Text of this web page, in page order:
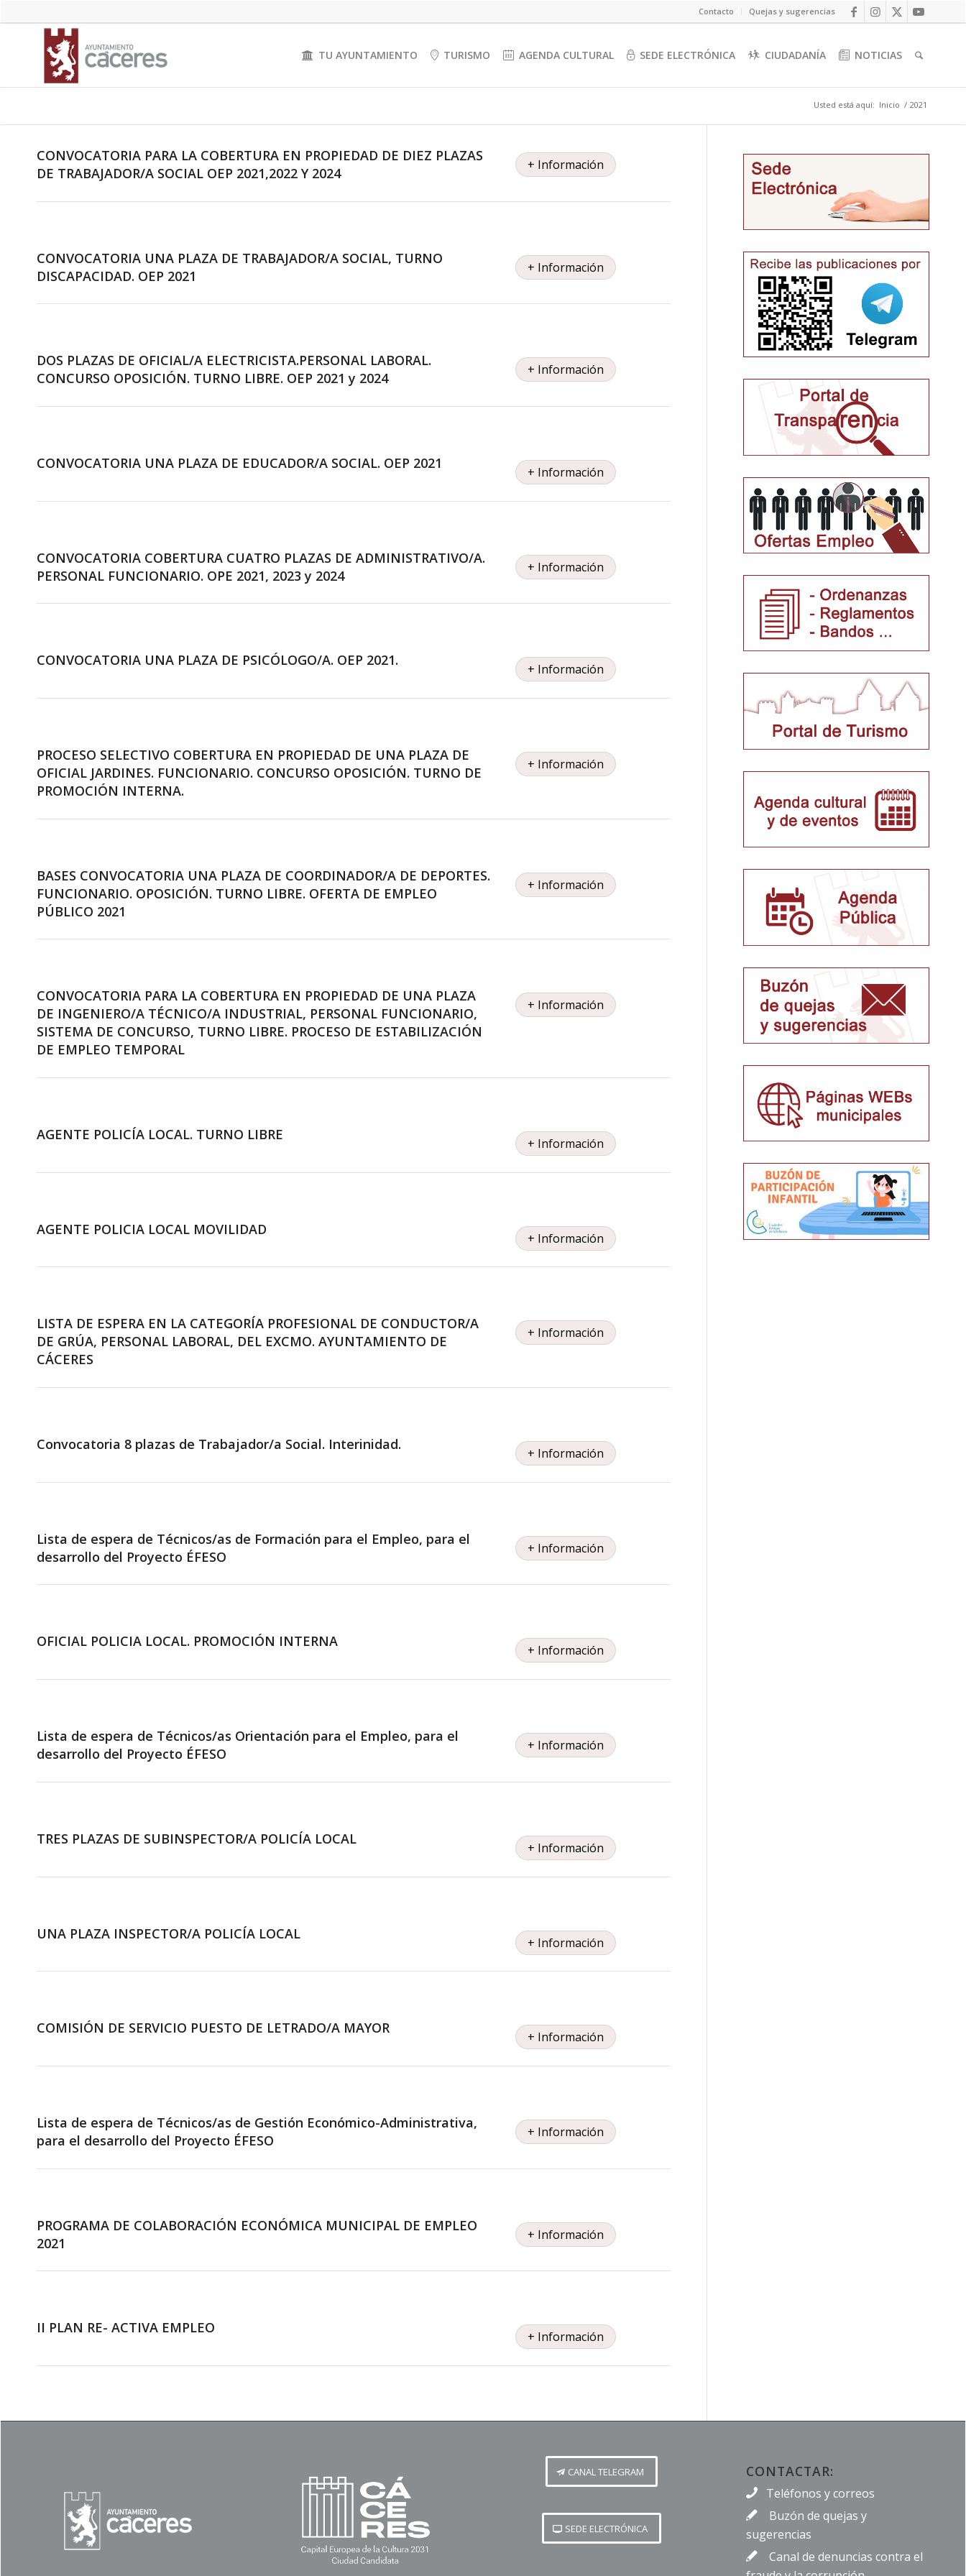
Contacto Quejas y sugerencias
TU AYUNTAMIENTO TURISMO AGENDA CULTURAL SEDE ELECTRÓNICA CIUDADANÍA NOTICIAS
Usted está aquí: Inicio / 2021
CONVOCATORIA PARA LA COBERTURA EN PROPIEDAD DE DIEZ PLAZAS
DE TRABAJADOR/A SOCIAL OEP 2021,2022 Y 2024
+ Información
CONVOCATORIA UNA PLAZA DE TRABAJADOR/A SOCIAL, TURNO
DISCAPACIDAD. OEP 2021
+ Información
DOS PLAZAS DE OFICIAL/A ELECTRICISTA.PERSONAL LABORAL.
CONCURSO OPOSICIÓN. TURNO LIBRE. OEP 2021 y 2024
+ Información
CONVOCATORIA UNA PLAZA DE EDUCADOR/A SOCIAL. OEP 2021
+ Información
CONVOCATORIA COBERTURA CUATRO PLAZAS DE ADMINISTRATIVO/A.
PERSONAL FUNCIONARIO. OPE 2021, 2023 y 2024
+ Información
CONVOCATORIA UNA PLAZA DE PSICÓLOGO/A. OEP 2021.
+ Información
PROCESO SELECTIVO COBERTURA EN PROPIEDAD DE UNA PLAZA DE
OFICIAL JARDINES. FUNCIONARIO. CONCURSO OPOSICIÓN. TURNO DE
PROMOCIÓN INTERNA.
+ Información
BASES CONVOCATORIA UNA PLAZA DE COORDINADOR/A DE DEPORTES.
FUNCIONARIO. OPOSICIÓN. TURNO LIBRE. OFERTA DE EMPLEO
PÚBLICO 2021
+ Información
CONVOCATORIA PARA LA COBERTURA EN PROPIEDAD DE UNA PLAZA
DE INGENIERO/A TÉCNICO/A INDUSTRIAL, PERSONAL FUNCIONARIO,
SISTEMA DE CONCURSO, TURNO LIBRE. PROCESO DE ESTABILIZACIÓN
DE EMPLEO TEMPORAL
+ Información
AGENTE POLICÍA LOCAL. TURNO LIBRE
+ Información
AGENTE POLICIA LOCAL MOVILIDAD
+ Información
LISTA DE ESPERA EN LA CATEGORÍA PROFESIONAL DE CONDUCTOR/A
DE GRÚA, PERSONAL LABORAL, DEL EXCMO. AYUNTAMIENTO DE
CÁCERES
+ Información
Convocatoria 8 plazas de Trabajador/a Social. Interinidad.
+ Información
Lista de espera de Técnicos/as de Formación para el Empleo, para el
desarrollo del Proyecto ÉFESO
+ Información
OFICIAL POLICIA LOCAL. PROMOCIÓN INTERNA
+ Información
Lista de espera de Técnicos/as Orientación para el Empleo, para el
desarrollo del Proyecto ÉFESO
+ Información
TRES PLAZAS DE SUBINSPECTOR/A POLICÍA LOCAL
+ Información
UNA PLAZA INSPECTOR/A POLICÍA LOCAL
+ Información
COMISIÓN DE SERVICIO PUESTO DE LETRADO/A MAYOR
+ Información
Lista de espera de Técnicos/as de Gestión Económico-Administrativa,
para el desarrollo del Proyecto ÉFESO
+ Información
PROGRAMA DE COLABORACIÓN ECONÓMICA MUNICIPAL DE EMPLEO
2021
+ Información
II PLAN RE- ACTIVA EMPLEO
+ Información
CANAL TELEGRAM
SEDE ELECTRÓNICA
CONTACTAR:
Teléfonos y correos
Buzón de quejas y
sugerencias
Canal de denuncias contra el